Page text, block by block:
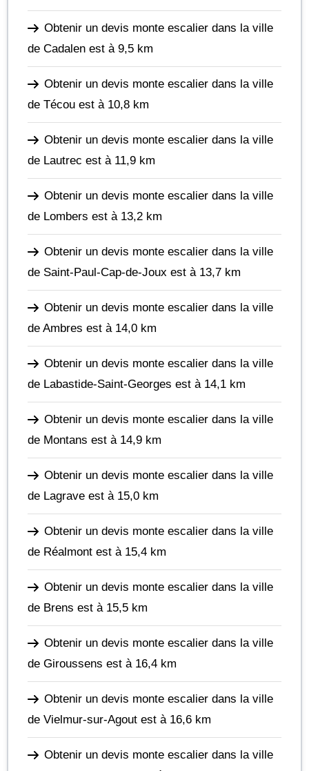
Obtenir un devis monte escalier dans la ville
de Cadalen est à 9,5 km
Obtenir un devis monte escalier dans la ville
de Técou est à 10,8 km
Obtenir un devis monte escalier dans la ville
de Lautrec est à 11,9 km
Obtenir un devis monte escalier dans la ville
de Lombers est à 13,2 km
Obtenir un devis monte escalier dans la ville
de Saint-Paul-Cap-de-Joux est à 13,7 km
Obtenir un devis monte escalier dans la ville
de Ambres est à 14,0 km
Obtenir un devis monte escalier dans la ville
de Labastide-Saint-Georges est à 14,1 km
Obtenir un devis monte escalier dans la ville
de Montans est à 14,9 km
Obtenir un devis monte escalier dans la ville
de Lagrave est à 15,0 km
Obtenir un devis monte escalier dans la ville
de Réalmont est à 15,4 km
Obtenir un devis monte escalier dans la ville
de Brens est à 15,5 km
Obtenir un devis monte escalier dans la ville
de Giroussens est à 16,4 km
Obtenir un devis monte escalier dans la ville
de Vielmur-sur-Agout est à 16,6 km
Obtenir un devis monte escalier dans la ville